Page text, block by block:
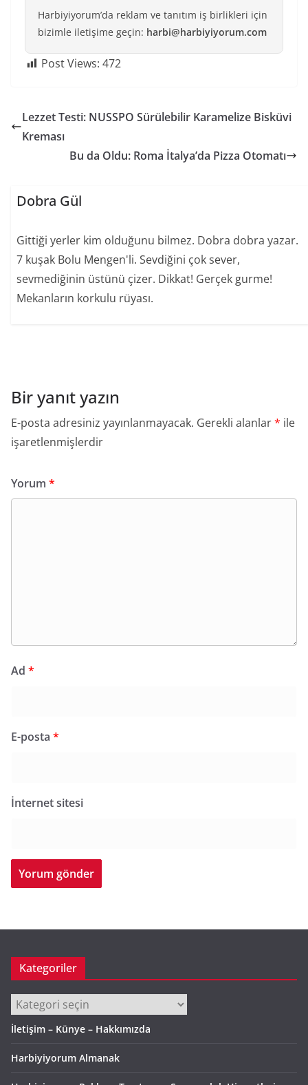
Harbiyiyorum’da reklam ve tanıtım iş birlikleri için
bizimle iletişime geçin: harbi@harbiyiyorum.com
Post Views: 472
Lezzet Testi: NUSSPO Sürülebilir Karamelize Bisküvi
Kreması
Bu da Oldu: Roma İtalya’da Pizza Otomatı
Dobra Gül
Gittiği yerler kim olduğunu bilmez. Dobra dobra yazar.
7 kuşak Bolu Mengen'li. Sevdiğini çok sever,
sevmediğinin üstünü çizer. Dikkat! Gerçek gurme!
Mekanların korkulu rüyası.
Bir yanıt yazın
E-posta adresiniz yayınlanmayacak. Gerekli alanlar* ile
işaretlenmişlerdir
Yorum *
Ad *
E-posta *
İnternet sitesi
Kategoriler
Kategoriler
İletişim – Künye – Hakkımızda
Harbiyiyorum Almanak